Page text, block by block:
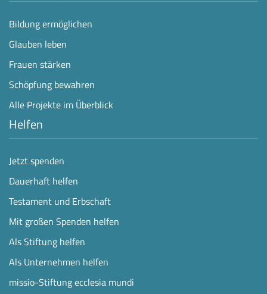
Bildung ermöglichen
Glauben leben
Frauen stärken
Schöpfung bewahren
Alle Projekte im Überblick
Helfen
Jetzt spenden
Dauerhaft helfen
Testament und Erbschaft
Mit großen Spenden helfen
Als Stiftung helfen
Als Unternehmen helfen
missio-Stiftung ecclesia mundi